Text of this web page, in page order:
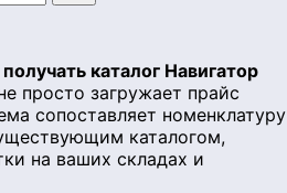
каталог Навигатор
просто загружает прайс
сопоставляет номенклатуру
каталогом,
на ваших складах и